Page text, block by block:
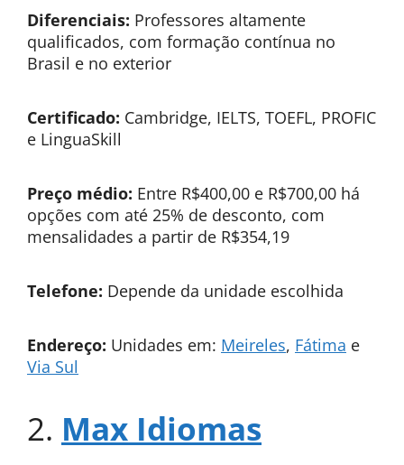
Diferenciais: Professores altamente
qualificados, com formação contínua no
Brasil e no exterior
Certificado: Cambridge, IELTS, TOEFL, PROFIC
e LinguaSkill
Preço médio: Entre R$400,00 e R$700,00 há
opções com até 25% de desconto, com
mensalidades a partir de R$354,19
Telefone: Depende da unidade escolhida
Endereço: Unidades em: Meireles, Fátima e
Via Sul
2. Max Idiomas